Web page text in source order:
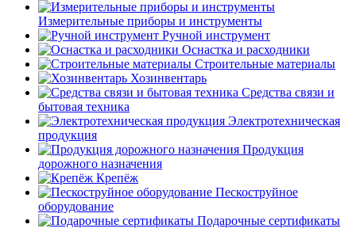
Измерительные приборы и инструменты
Ручной инструмент
Оснастка и расходники
Строительные материалы
Хозинвентарь
Средства связи и
бытовая техника
Электротехническая
продукция
Продукция
дорожного назначения
Крепёж
Пескоструйное
оборудование
Подарочные сертификаты